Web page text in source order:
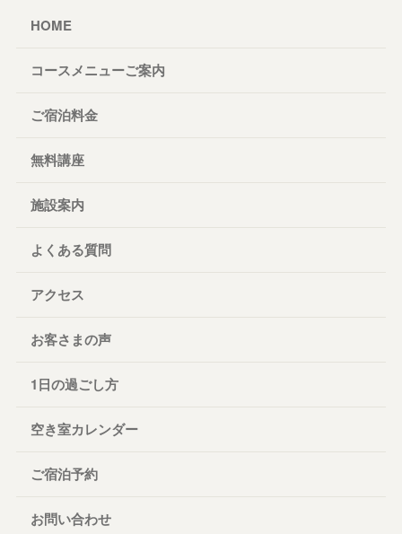
HOME
コースメニューご案内
ご宿泊料金
無料講座
施設案内
よくある質問
アクセス
お客さまの声
1日の過ごし方
空き室カレンダー
ご宿泊予約
お問い合わせ